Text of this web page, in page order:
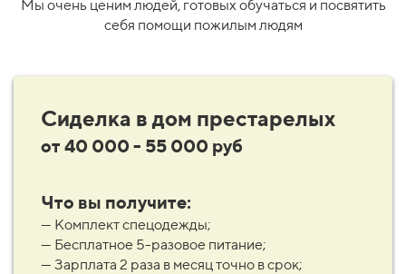
Мы очень ценим людей, готовых обучаться и посвятить
себя помощи пожилым людям
Сиделка в дом престарелых
от 40 000 - 55 000 руб
Что вы получите:
— Комплект спецодежды;
— Бесплатное 5-разовое питание;
— Зарплата 2 раза в месяц точно в срок;